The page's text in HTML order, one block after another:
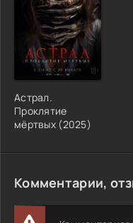
Астрал.
Проклятие
мёртвых (2025)
Комментарии,